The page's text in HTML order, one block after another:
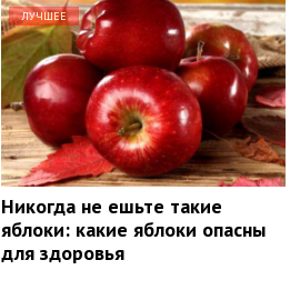
ЛУЧШЕЕ
Никогда не ешьте такие
яблоки: какие яблоки опасны
для здоровья